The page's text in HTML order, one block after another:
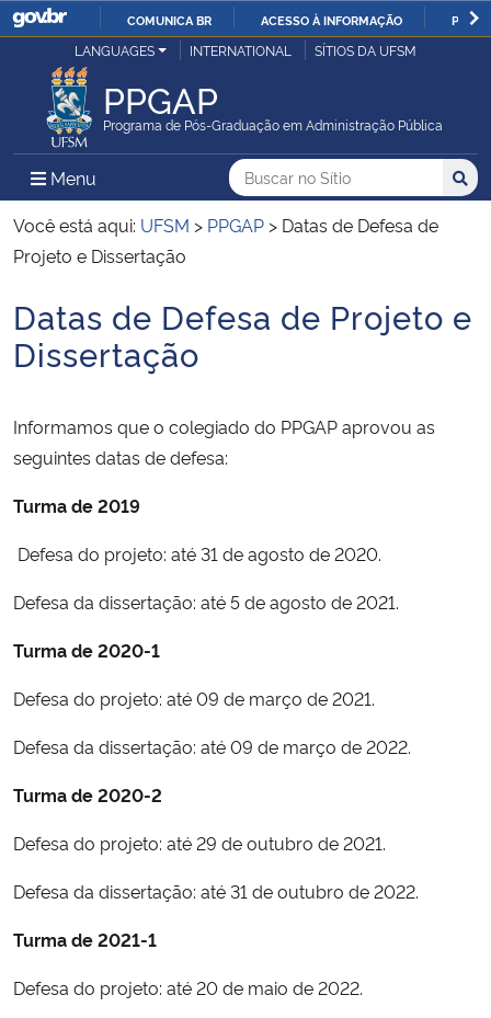
IR
COMUNICA BR ACESSO À INFORMAÇÃO
Ministério da Justiça e Segurança Pública
Ministério da Defesa
Ministério das Relações Exteriores
Ministério da Infraestrutura
Ministério da Educação
Ministério da Cidadania
Ministério da Saúde
Ministério do Meio Ambiente
Ministério do Turismo
Ministério do Desenvolvimento Regional
LANGUAGES INTERNATIONAL SÍTIOS DA UFSM
PPGAP
Programa de Pós-Graduação em Administração Pública
Menu Menu Principal do Sítio
Busca
Buscar no no Sítio
Busca:
Você está aqui: UFSM > PPGAP > Datas de Defesa de
Projeto e Dissertação
Início do conteúdo
Datas de Defesa de Projeto e
Dissertação
Informamos que o colegiado do PPGAP aprovou as
seguintes datas de defesa:
Turma de 2019
Defesa do projeto: até 31 de agosto de 2020.
Defesa da dissertação: até 5 de agosto de 2021.
Turma de 2020-1
Defesa do projeto: até 09 de março de 2021.
Defesa da dissertação: até 09 de março de 2022.
Turma de 2020-2
Defesa do projeto: até 29 de outubro de 2021.
Defesa da dissertação: até 31 de outubro de 2022.
Turma de 2021-1
Defesa do projeto: até 20 de maio de 2022.